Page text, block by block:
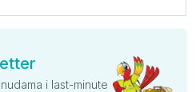
i last-minute